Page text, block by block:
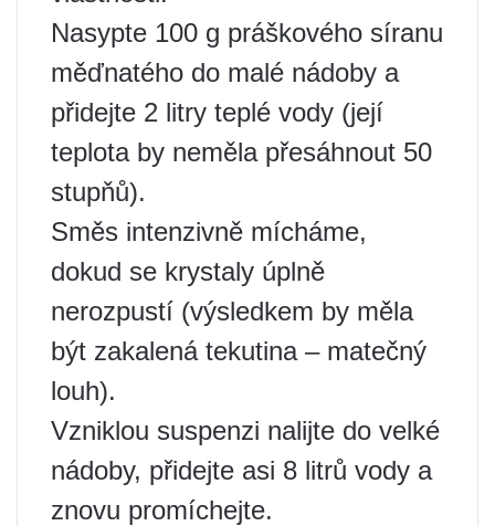
Nasypte 100 g práškového síranu
měďnatého do malé nádoby a
přidejte 2 litry teplé vody (její
teplota by neměla přesáhnout 50
stupňů).
Směs intenzivně mícháme,
dokud se krystaly úplně
nerozpustí (výsledkem by měla
být zakalená tekutina – matečný
louh).
Vzniklou suspenzi nalijte do velké
nádoby, přidejte asi 8 litrů vody a
znovu promíchejte.